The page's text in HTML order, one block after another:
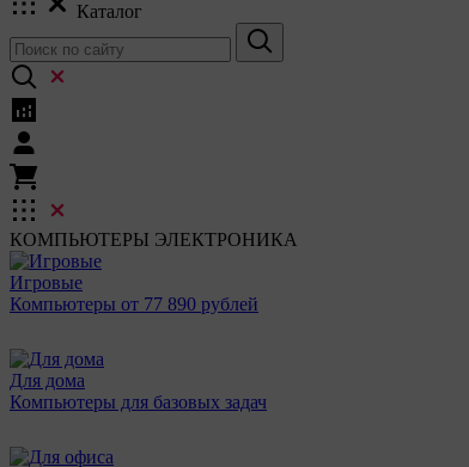
Каталог
КОМПЬЮТЕРЫ ЭЛЕКТРОНИКА
Игровые
Компьютеры от 77 890 рублей
Для дома
Компьютеры для базовых задач